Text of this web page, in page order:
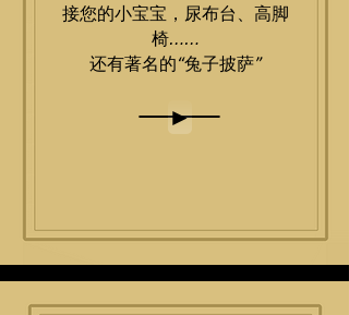
接您的小宝宝，尿布台、高脚
椅……
还有著名的“兔子披萨”
►